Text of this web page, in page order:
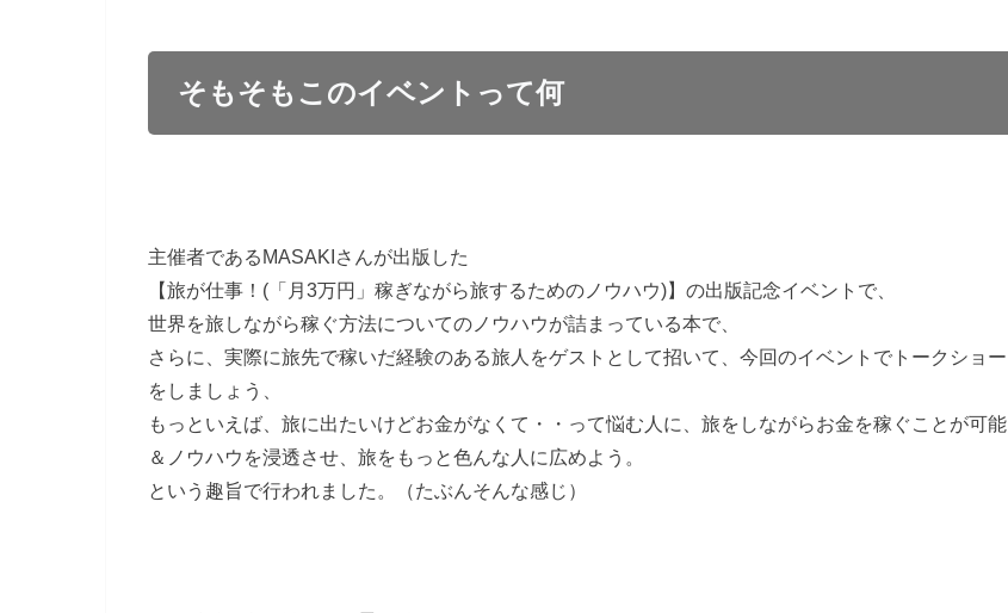
そもそもこのイベントって何
主催者であるMASAKIさんが出版した
【旅が仕事！(「月3万円」稼ぎながら旅するためのノウハウ)】の出版記念イベントで、
世界を旅しながら稼ぐ方法についてのノウハウが詰まっている本で、
さらに、実際に旅先で稼いだ経験のある旅人をゲストとして招いて、今回のイベントでトークショー
をしましょう、
もっといえば、旅に出たいけどお金がなくて・・って悩む人に、旅をしながらお金を稼ぐことが可能
＆ノウハウを浸透させ、旅をもっと色んな人に広めよう。
という趣旨で行われました。（たぶんそんな感じ）